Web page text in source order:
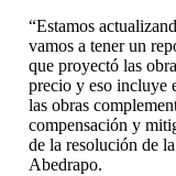
“Estamos
vamos a tener un
que proyectó las
precio y eso incluye
las obras
compensación y
de la resolución de
Abedrapo.